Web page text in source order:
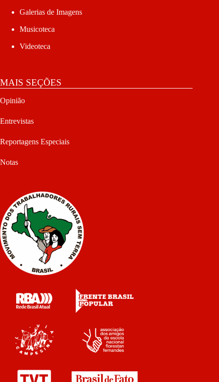
Galerias de Imagens
Musicoteca
Videoteca
MAIS SEÇÕES
Opinião
Entrevistas
Reportagens Especiais
Notas